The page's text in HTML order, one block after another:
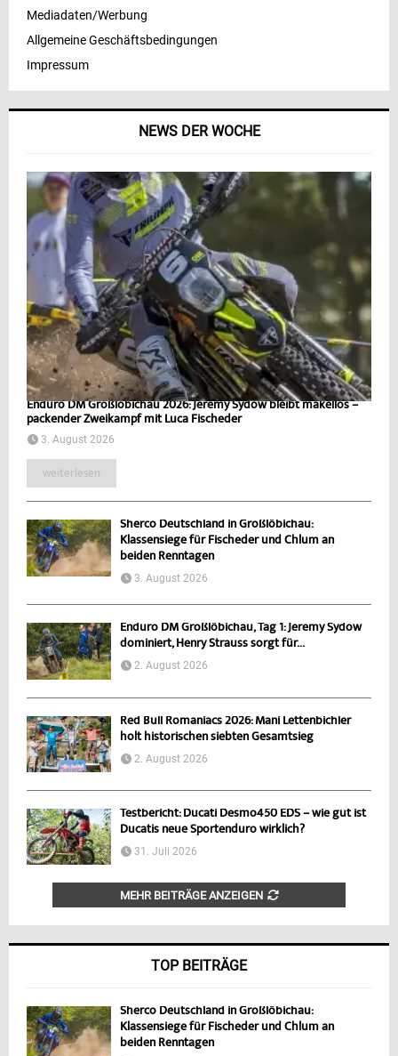
NEWS DER WOCHE
Enduro DM Großlöbichau 2026: Jeremy Sydow bleibt makellos –
packender Zweikampf mit Luca Fischeder
3. August 2026
weiterlesen
Sherco Deutschland in Großlöbichau:
Klassensiege für Fischeder und Chlum an
beiden Renntagen
3. August 2026
Enduro DM Großlöbichau, Tag 1: Jeremy Sydow
dominiert, Henry Strauss sorgt für...
2. August 2026
Red Bull Romaniacs 2026: Mani Lettenbichler
holt historischen siebten Gesamtsieg
2. August 2026
Testbericht: Ducati Desmo450 EDS – wie gut ist
Ducatis neue Sportenduro wirklich?
31. Juli 2026
MEHR BEITRÄGE ANZEIGEN
TOP BEITRÄGE
Sherco Deutschland in Großlöbichau:
Klassensiege für Fischeder und Chlum an
beiden Renntagen
Mediadaten/Werbung
Allgemeine Geschäftsbedingungen
Impressum